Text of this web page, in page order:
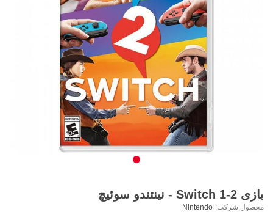
بازی 2-1 Switch - نینتندو سوئیچ
محصول شرکت: Nintendo